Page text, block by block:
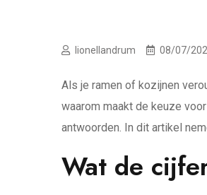
lionellandrum 08/07/
Als je ramen of kozijnen
waarom maakt de keuze
antwoorden. In dit artikel
Wat de